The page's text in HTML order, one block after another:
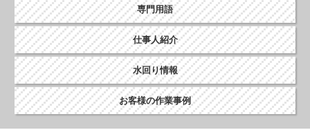
専門用語
仕事人紹介
水回り情報
お客様の作業事例